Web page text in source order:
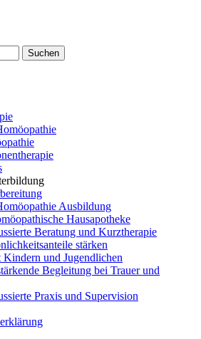
Ausbildung
Hausapotheke
Beratung und Kurztherapie
stärken
und Jugendlichen
Begleitung bei Trauer und
Praxis und Supervision